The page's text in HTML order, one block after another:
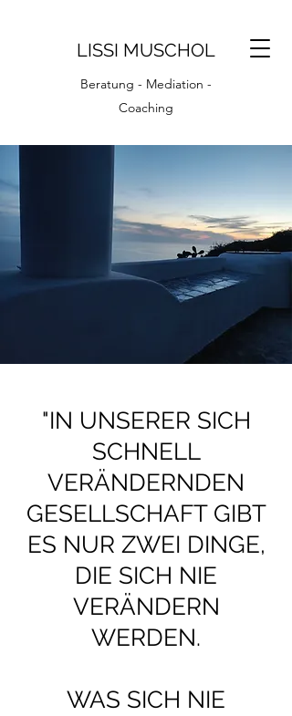
LISSI MUSCHOL
Beratung - Mediation -
Coaching
"IN UNSERER SICH
SCHNELL
VERÄNDERNDEN
GESELLSCHAFT GIBT
ES NUR ZWEI DINGE,
DIE SICH NIE
VERÄNDERN
WERDEN.
WAS SICH NIE